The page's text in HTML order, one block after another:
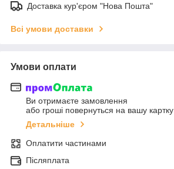
Доставка кур'єром "Нова Пошта"
Всі умови доставки
Умови оплати
Ви отримаєте замовлення
або гроші повернуться на вашу картку
Детальніше
Оплатити частинами
Післяплата